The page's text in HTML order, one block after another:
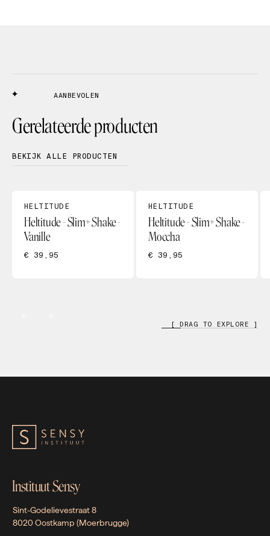
AANBEVOLEN
Gerelateerde producten
BEKIJK ALLE PRODUCTEN
HELTITUDE
Heltitude - Slim+ Shake -
Vanille
€ 39,95
HELTITUDE
Heltitude - Slim+ Shake -
Moccha
€ 39,95
[ DRAG TO EXPLORE ]
Instituut Sensy
Sint-Godelievestraat 8
8020 Oostkamp (Moerbrugge)